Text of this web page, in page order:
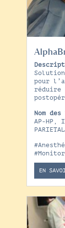
pour
réduire
Nom
AP-HP,
EN